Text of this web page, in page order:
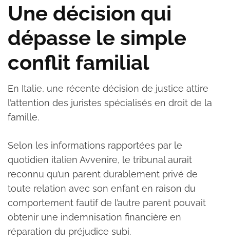
Une décision qui
dépasse le simple
conflit familial
En Italie, une récente décision de justice attire
l’attention des juristes spécialisés en droit de la
famille.
Selon les informations rapportées par le
quotidien italien Avvenire, le tribunal aurait
reconnu qu’un parent durablement privé de
toute relation avec son enfant en raison du
comportement fautif de l’autre parent pouvait
obtenir une indemnisation financière en
réparation du préjudice subi.